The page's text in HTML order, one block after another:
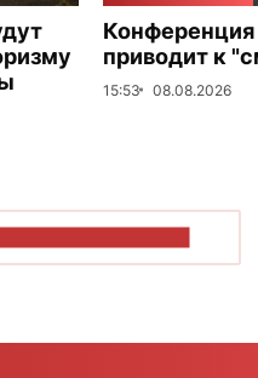
Конференция
приводит к
15:53 08.08.2026